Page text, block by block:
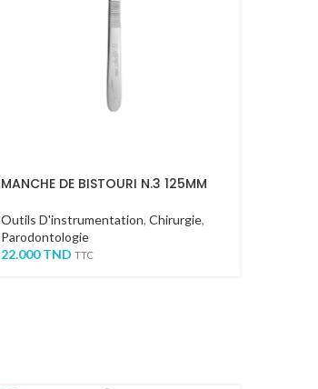
MANCHE DE BISTOURI N.3 125MM
Outils D'instrumentation, Chirurgie,
Parodontologie
22.000TND TTC